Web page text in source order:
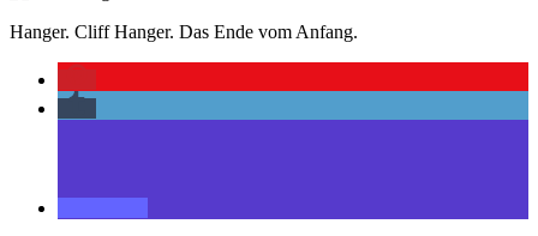
Hanger. Cliff Hanger. Das Ende vom Anfang.